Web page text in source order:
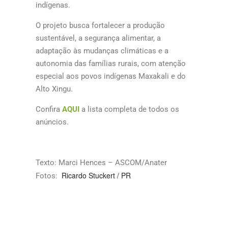
indígenas.
O projeto busca fortalecer a produção
sustentável, a segurança alimentar, a
adaptação às mudanças climáticas e a
autonomia das famílias rurais, com atenção
especial aos povos indígenas Maxakali e do
Alto Xingu.
Confira AQUI a lista completa de todos os
anúncios.
Texto: Marci Hences – ASCOM/Anater
Fotos: Ricardo Stuckert / PR